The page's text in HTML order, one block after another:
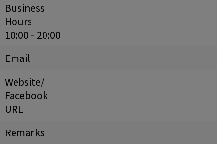
Business
Hours
10:00 - 20:00
Email
Website/
Facebook
URL
Remarks